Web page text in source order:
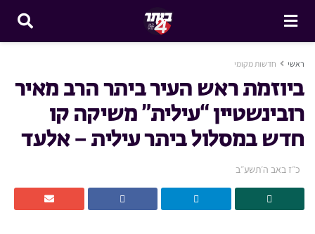
ראשי חדשות מקומי
ביוזמת ראש העיר ביתר הרב מאיר
רובינשטיין “עילית” משיקה קו
חדש במסלול ביתר עילית – אלעד
כ״ז באב ה׳תשע״ב